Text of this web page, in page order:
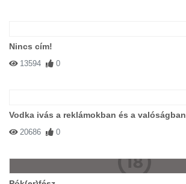
Nincs cím!
13594 0
Vodka ivás a reklámokban és a valóságban
20686 0